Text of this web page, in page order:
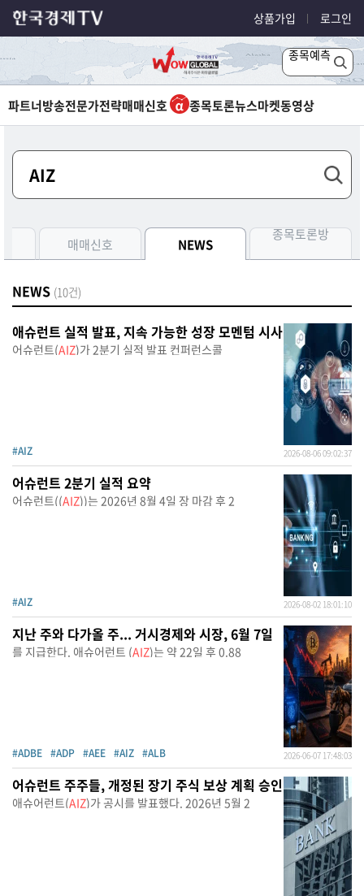
상품가입 로그인
종목예측
파트너방송전문가전략매매신호 종목토론뉴스마켓동영상
매매신호 NEWS
종목토론방
NEWS (10건)
애슈런트 실적 발표, 지속 가능한 성장 모멘텀 시사
어슈런트(AIZ)가 2분기 실적 발표 컨퍼런스콜
#AIZ 2026-08-06 09:02:37
어슈런트 2분기 실적 요약
어슈런트((AIZ))는 2026년 8월 4일 장 마감 후 2
#AIZ 2026-08-02 18:01:10
지난 주와 다가올 주... 거시경제와 시장, 6월 7일
를 지급한다. 애슈어런트 (AIZ)는 약 22일 후 0.88
#ADBE #ADP #AEE #AIZ #ALB 2026-06-07 17:48:03
어슈런트 주주들, 개정된 장기 주식 보상 계획 승인
애슈어런트(AIZ )가 공시를 발표했다. 2026년 5월 2